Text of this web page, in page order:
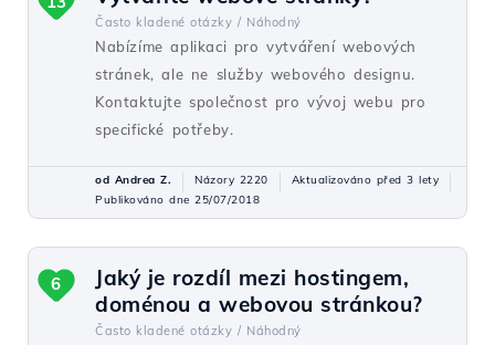
Často kladené otázky / Náhodný
Nabízíme aplikaci pro vytváření webových
stránek, ale ne služby webového designu.
Kontaktujte společnost pro vývoj webu pro
specifické potřeby.
od Andrea Z. Názory 2220
Aktualizováno před 3 lety
Publikováno dne 25/07/2018
Jaký je rozdíl mezi hostingem,
doménou a webovou stránkou?
Často kladené otázky / Náhodný
6